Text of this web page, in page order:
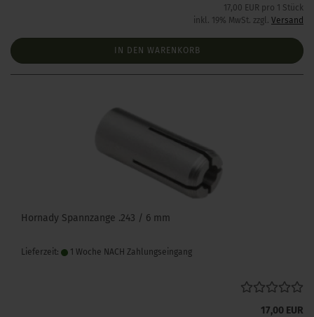
17,00 EUR pro 1 Stück
inkl. 19% MwSt. zzgl. Versand
IN DEN WARENKORB
Hornady Spannzange .243 / 6 mm
Lieferzeit: 1 Woche NACH Zahlungseingang
17,00 EUR